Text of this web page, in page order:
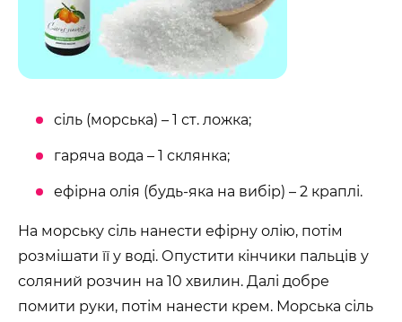
сіль (морська) – 1 ст. ложка;
гаряча вода – 1 склянка;
ефірна олія (будь-яка на вибір) – 2 краплі.
На морську сіль нанести ефірну олію, потім
розмішати її у воді. Опустити кінчики пальців у
соляний розчин на 10 хвилин. Далі добре
помити руки, потім нанести крем. Морська сіль